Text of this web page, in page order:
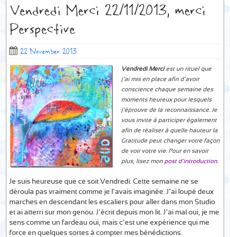
Vendredi Merci 22/11/2013, merci
Perspective
22 November 2013
Vendredi Merciest un rituel que
j’ai mis en place afin d’avoir
conscience chaque semaine des
moments heureux pour lesquels
j’éprouve de la reconnaissance. Je
vous invite à participer également
afin de réaliser à quelle hauteur la
Gratitude peut changer votre façon
de voir votre vie. Pour en savoir
plus, lisez mon post d’introduction.
Je suis heureuse que ce soit Vendredi. Cette semaine ne se
déroula pas vraiment comme je l’avais imaginée. J’ai loupé deux
marches en descendant les escaliers pour aller dans mon Studio
et ai atterri sur mon genou. J’écrit depuis mon lit. J’ai mal oui, je me
sens comme un fardeau oui, mais c’est une expérience qui me
force en quelques sortes à compter mes bénédictions.